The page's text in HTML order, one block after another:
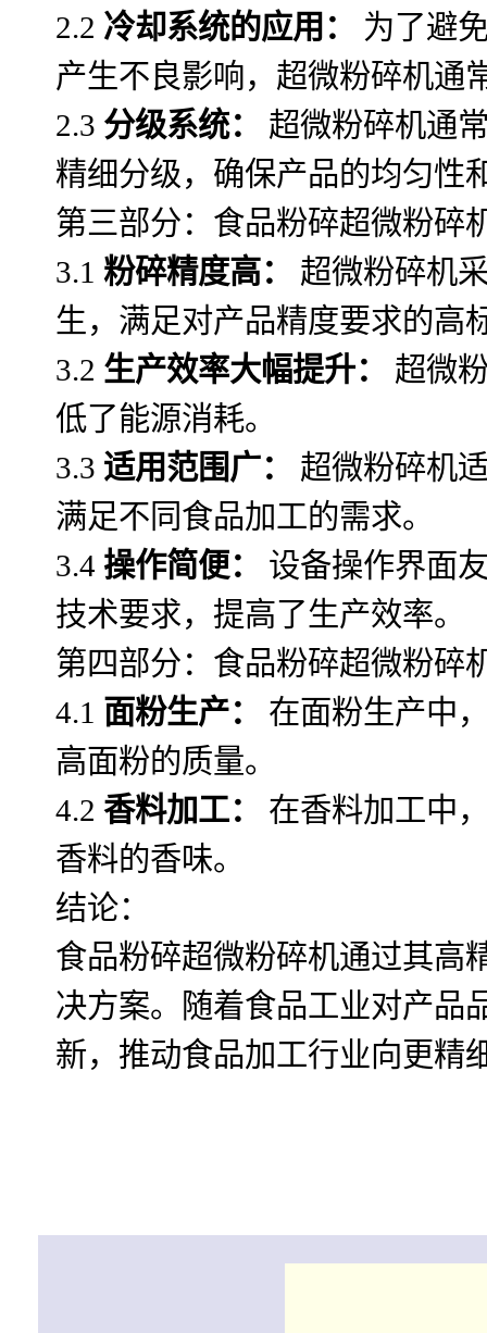
2.2 冷却系统的应用：
为了避
产生不良影响，超微粉碎机通
2.3 分级系统：
超微粉碎机通
精细分级，确保产品的均匀性
第三部分：食品粉碎超微粉碎
3.1 粉碎精度高：
超微粉碎机
生，满足对产品精度要求的高
3.2 生产效率大幅提升：
超微
低了能源消耗。
3.3 适用范围广：
超微粉碎机
满足不同食品加工的需求。
3.4 操作简便：
设备操作界面
技术要求，提高了生产效率。
第四部分：食品粉碎超微粉碎
4.1 面粉生产：
在面粉生产中
高面粉的质量。
4.2 香料加工：
在香料加工中
香料的香味。
结论：
食品粉碎超微粉碎机通过其高
决方案。随着食品工业对产品
新，推动食品加工行业向更精